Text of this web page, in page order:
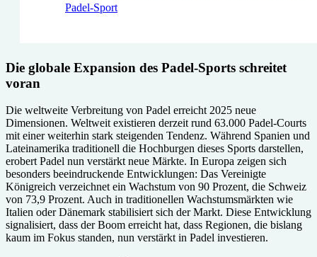
Padel-Sport
Die globale Expansion des Padel-Sports schreitet
voran
Die weltweite Verbreitung von Padel erreicht 2025 neue
Dimensionen. Weltweit existieren derzeit rund 63.000 Padel-Courts
mit einer weiterhin stark steigenden Tendenz. Während Spanien und
Lateinamerika traditionell die Hochburgen dieses Sports darstellen,
erobert Padel nun verstärkt neue Märkte. In Europa zeigen sich
besonders beeindruckende Entwicklungen: Das Vereinigte
Königreich verzeichnet ein Wachstum von 90 Prozent, die Schweiz
von 73,9 Prozent. Auch in traditionellen Wachstumsmärkten wie
Italien oder Dänemark stabilisiert sich der Markt. Diese Entwicklung
signalisiert, dass der Boom erreicht hat, dass Regionen, die bislang
kaum im Fokus standen, nun verstärkt in Padel investieren.